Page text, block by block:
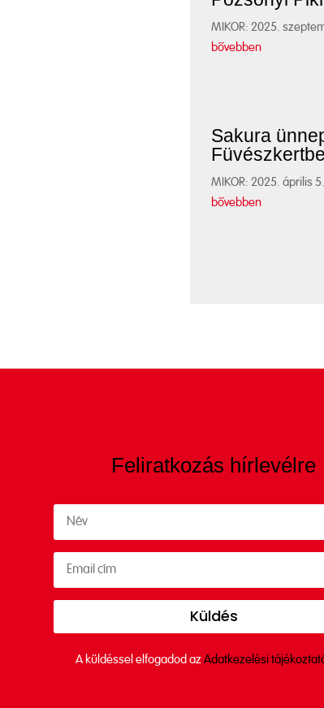
MIKOR: 2025.
bővebben
Sakura
MIKOR: 2025. április
bővebben
Feliratkozás hírlevélre
Küldés
A küldéssel elfogadod az Adatkezelési